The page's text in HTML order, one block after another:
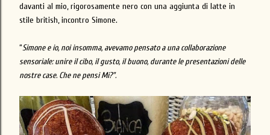
davanti al mio, rigorosamente nero con una aggiunta di latte in
stile british, incontro Simone.
“Simone e io, noi insomma, avevamo pensato a una collaborazione
sensoriale: unire il cibo, il gusto, il buono, durante le presentazioni delle
nostre case. Che ne pensi Mi?".